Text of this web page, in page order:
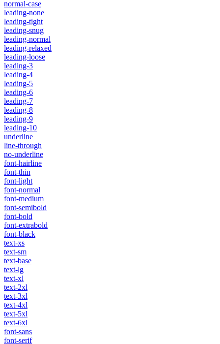
normal-case
leading-none
leading-tight
leading-snug
leading-normal
leading-relaxed
leading-loose
leading-3
leading-4
leading-5
leading-6
leading-7
leading-8
leading-9
leading-10
underline
line-through
no-underline
font-hairline
font-thin
font-light
font-normal
font-medium
font-semibold
font-bold
font-extrabold
font-black
text-xs
text-sm
text-base
text-lg
text-xl
text-2xl
text-3xl
text-4xl
text-5xl
text-6xl
font-sans
font-serif